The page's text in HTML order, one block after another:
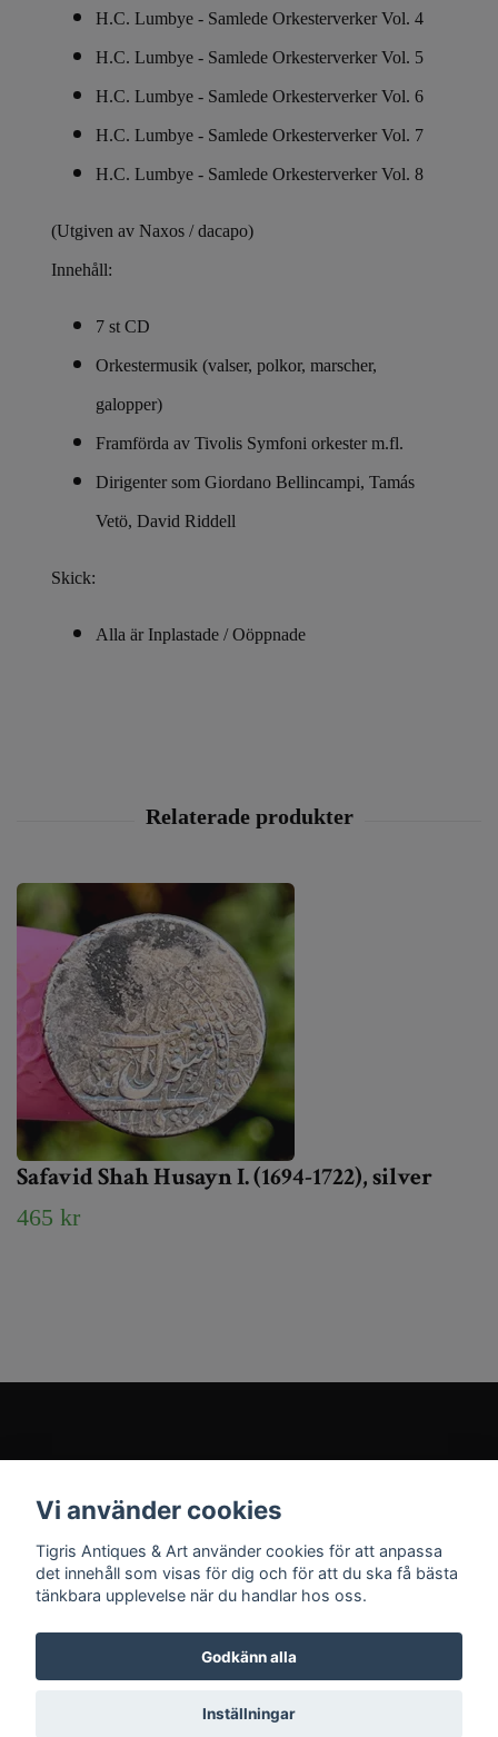
H.C. Lumbye - Samlede Orkesterverker Vol. 4
H.C. Lumbye - Samlede Orkesterverker Vol. 5
H.C. Lumbye - Samlede Orkesterverker Vol. 6
H.C. Lumbye - Samlede Orkesterverker Vol. 7
H.C. Lumbye - Samlede Orkesterverker Vol. 8
(Utgiven av Naxos / dacapo)
Innehåll:
7 st CD
Orkestermusik (valser, polkor, marscher,
galopper)
Framförda av Tivolis Symfoni orkester m.fl.
Dirigenter som Giordano Bellincampi, Tamás
Vetö, David Riddell
Skick:
Alla är Inplastade / Oöppnade
Safavid Shah Husayn I. (1694-1722), silver
465 kr
Sociala medier
© 2026 Tigris Antiques & Art
Vi använder cookies
Tigris Antiques & Art använder cookies för att anpassa
det innehåll som visas för dig och för att du ska få bästa
tänkbara upplevelse när du handlar hos oss.
Godkänn alla
Inställningar